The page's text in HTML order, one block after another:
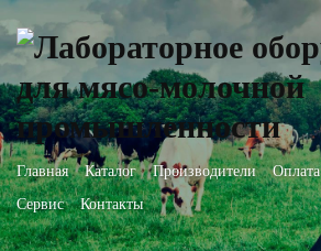
Главная Каталог Производители Оплата
Сервис
Контакты